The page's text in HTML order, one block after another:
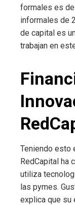
formales es
informales de
de capital es
trabajan en
Teniendo esto
RedCapital ha
utiliza
las pymes.
explica que su